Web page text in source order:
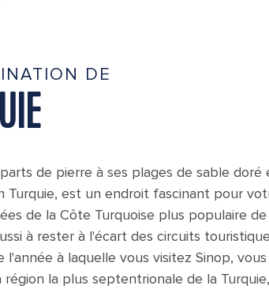
DE
de pierre à ses plages de sable
Turquie, est un endroit fascinant pour
de la Côte Turquoise plus populaire
à rester à l'écart des circuits
à laquelle vous visitez Sinop,
région la plus septentrionale de la